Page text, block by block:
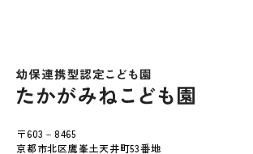
〒603－8465
京都市北区鷹峯土天井町53番地